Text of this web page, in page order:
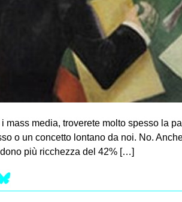
mass media, troverete molto spesso la
o un concetto lontano da noi. No.
più ricchezza del 42% […]